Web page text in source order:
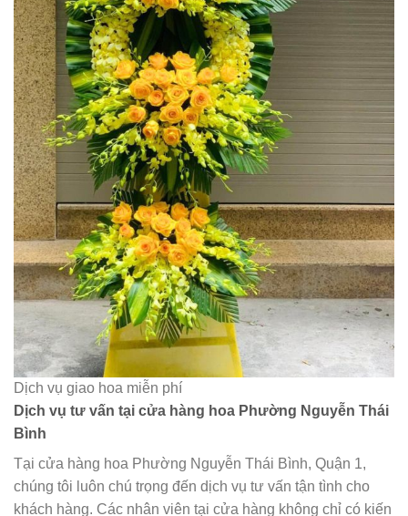
Dịch vụ giao hoa miễn phí
Dịch vụ tư vấn tại cửa hàng hoa Phường Nguyễn Thái
Bình
Tại cửa hàng hoa Phường Nguyễn Thái Bình, Quận 1,
chúng tôi luôn chú trọng đến dịch vụ tư vấn tận tình cho
khách hàng. Các nhân viên tại cửa hàng không chỉ có kiến